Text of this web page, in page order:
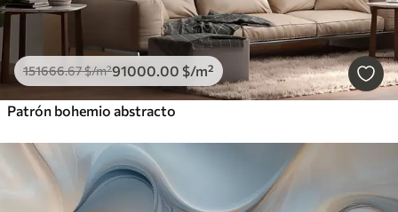
151666.67$/m²91000.00 $/m²
Patrón bohemio abstracto